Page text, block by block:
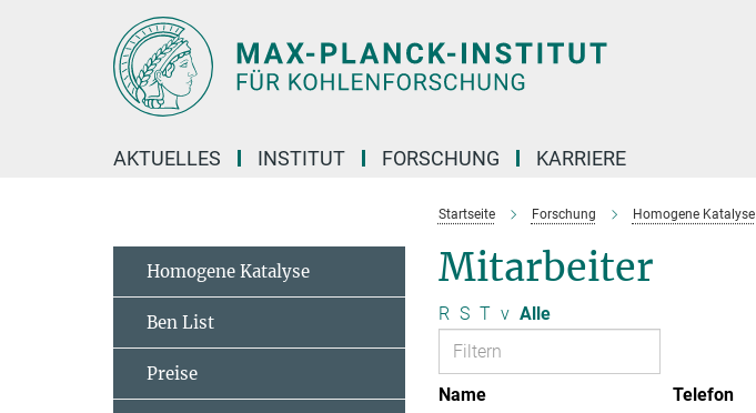
AKTUELLES INSTITUT FORSCHUNG KARRIERE
Startseite Forschung Homogene Katalyse
Mitarbeiter
R S T v Alle
Name Telefon
Homogene Katalyse
Ben List
Preise